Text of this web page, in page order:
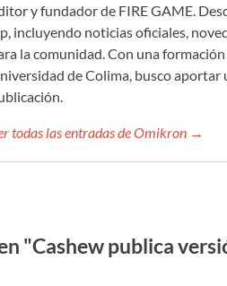
y fundador de FIRE GAME.
incluyendo noticias oficiales,
la comunidad. Con una
de Colima, busco
todas las entradas de Omikron →
"Cashew publica